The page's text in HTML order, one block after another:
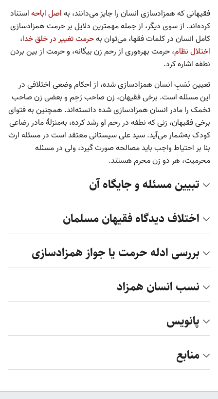
فقیهانی که همزادسازی انسان را جایز می‌دانند، بهاصل اباحهاستناد
کرده‌اند. از سوی دیگر، از جمله مهمترین دلایل‌ بر حرمت همزادسازی
کامل انسان در کلمات فقها، می‌توان بهحرمت تغییر در خلق خدا،
اختلال نظام، حرمت بهره‌وری از رحم زن بیگانه، و حرمت از بین بردن
نطفه اشاره کرد.
تعیین نَسَبِ انسان همزادسازی شده، از احکام وضعی اختلافی در
این مسئله است. برخی فقیهان، زن صاحب رَحِم و بعضی زن صاحب
تخمک را مادر انسان همزادسازی شده دانسته‌اند. همچنین به فتوای
برخی فقیهان، زنی که نطفه در رحم او رشد کرده، به‌منزلهٔ مادر رضاعی
کودک به‌شمار می‌آید. سید علی سیستانی معتقد است در مسئله ارث
بنا بر احتیاط واجب باید مصالحه صورت گیرد، ولی در مسئله
محرمیت، هر دو زن محرم هستند.
تبیین مسئله و جایگاه آن
اختلاف دیدگاه فقیهان مسلمان
بررسی ادله حرمت یا جواز همزادسازی
نسب انسان همزاد
پانویس
منابع